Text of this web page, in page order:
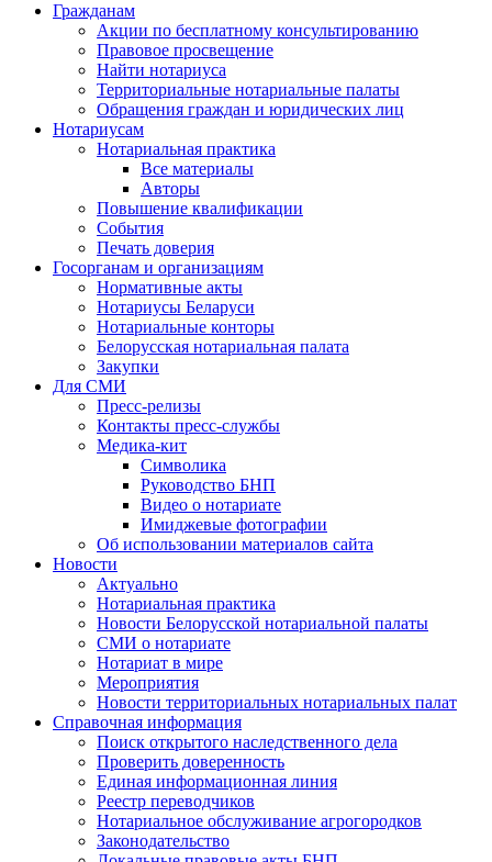
Гражданам
Акции по бесплатному консультированию
Правовое просвещение
Найти нотариуса
Территориальные нотариальные палаты
Обращения граждан и юридических лиц
Нотариусам
Нотариальная практика
Все материалы
Авторы
Повышение квалификации
События
Печать доверия
Госорганам и организациям
Нормативные акты
Нотариусы Беларуси
Нотариальные конторы
Белорусская нотариальная палата
Закупки
Для СМИ
Пресс-релизы
Контакты пресс-службы
Медика-кит
Символика
Руководство БНП
Видео о нотариате
Имиджевые фотографии
Об использовании материалов сайта
Новости
Актуально
Нотариальная практика
Новости Белорусской нотариальной палаты
СМИ о нотариате
Нотариат в мире
Мероприятия
Новости территориальных нотариальных палат
Справочная информация
Поиск открытого наследственного дела
Проверить доверенность
Единая информационная линия
Реестр переводчиков
Нотариальное обслуживание агрогородков
Законодательство